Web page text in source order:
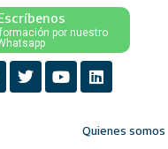
por nuestro
Quienes somos